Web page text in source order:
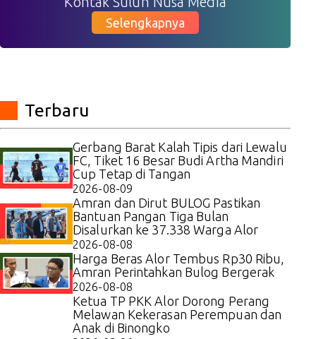
Selengkapnya
Terbaru
Gerbang Barat Kalah Tipis dari Lewalu
FC, Tiket 16 Besar Budi Artha Mandiri
Cup Tetap di Tangan
2026-08-09
Amran dan Dirut BULOG Pastikan
Bantuan Pangan Tiga Bulan
Disalurkan ke 37.338 Warga Alor
2026-08-08
Harga Beras Alor Tembus Rp30 Ribu,
Amran Perintahkan Bulog Bergerak
2026-08-08
Ketua TP PKK Alor Dorong Perang
Melawan Kekerasan Perempuan dan
Anak di Binongko